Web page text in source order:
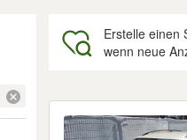
Erstelle einen
wenn neue